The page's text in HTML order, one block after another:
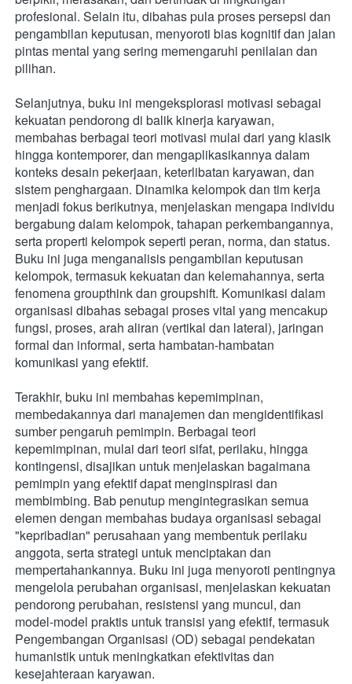
profesional. Selain itu, dibahas pula proses persepsi dan
pengambilan keputusan, menyoroti bias kognitif dan jalan
pintas mental yang sering memengaruhi penilaian dan
pilihan.
Selanjutnya, buku ini mengeksplorasi motivasi sebagai
kekuatan pendorong di balik kinerja karyawan,
membahas berbagai teori motivasi mulai dari yang klasik
hingga kontemporer, dan mengaplikasikannya dalam
konteks desain pekerjaan, keterlibatan karyawan, dan
sistem penghargaan. Dinamika kelompok dan tim kerja
menjadi fokus berikutnya, menjelaskan mengapa individu
bergabung dalam kelompok, tahapan perkembangannya,
serta properti kelompok seperti peran, norma, dan status.
Buku ini juga menganalisis pengambilan keputusan
kelompok, termasuk kekuatan dan kelemahannya, serta
fenomena groupthink dan groupshift. Komunikasi dalam
organisasi dibahas sebagai proses vital yang mencakup
fungsi, proses, arah aliran (vertikal dan lateral), jaringan
formal dan informal, serta hambatan-hambatan
komunikasi yang efektif.
Terakhir, buku ini membahas kepemimpinan,
membedakannya dari manajemen dan mengidentifikasi
sumber pengaruh pemimpin. Berbagai teori
kepemimpinan, mulai dari teori sifat, perilaku, hingga
kontingensi, disajikan untuk menjelaskan bagaimana
pemimpin yang efektif dapat menginspirasi dan
membimbing. Bab penutup mengintegrasikan semua
elemen dengan membahas budaya organisasi sebagai
"kepribadian" perusahaan yang membentuk perilaku
anggota, serta strategi untuk menciptakan dan
mempertahankannya. Buku ini juga menyoroti pentingnya
mengelola perubahan organisasi, menjelaskan kekuatan
pendorong perubahan, resistensi yang muncul, dan
model-model praktis untuk transisi yang efektif, termasuk
Pengembangan Organisasi (OD) sebagai pendekatan
humanistik untuk meningkatkan efektivitas dan
kesejahteraan karyawan.